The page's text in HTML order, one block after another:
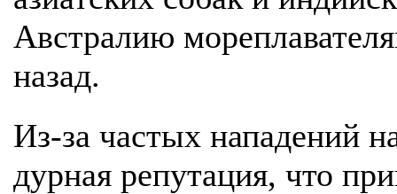
Австралию
назад.
Из-за частых нападений
дурная репутация, что